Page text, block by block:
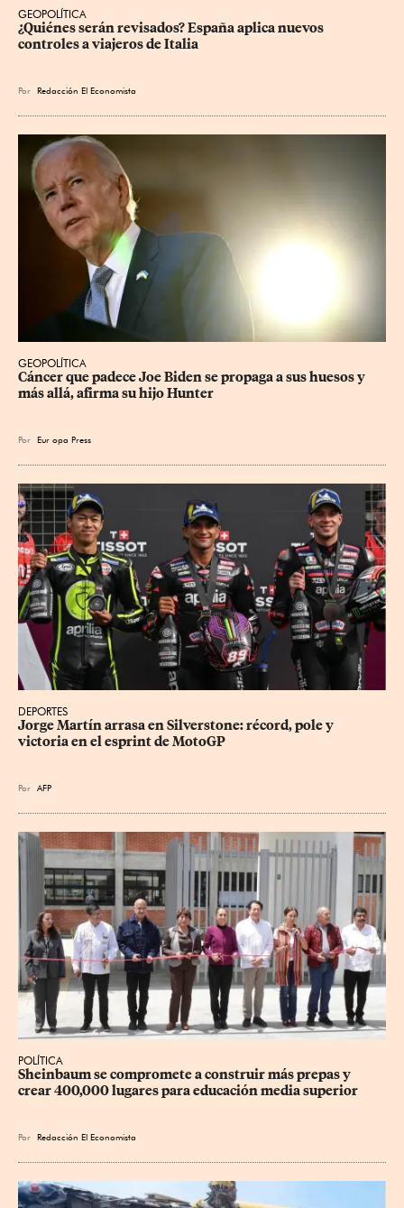
GEOPOLÍTICA
¿Quiénes serán revisados? España aplica nuevos
controles a viajeros de Italia
Por Redacción El Economista
GEOPOLÍTICA
Cáncer que padece Joe Biden se propaga a sus huesos y
más allá, afirma su hijo Hunter
Por Eur opa Press
DEPORTES
Jorge Martín arrasa en Silverstone: récord, pole y
victoria en el esprint de MotoGP
Por AFP
POLÍTICA
Sheinbaum se compromete a construir más prepas y
crear 400,000 lugares para educación media superior
Por Redacción El Economista